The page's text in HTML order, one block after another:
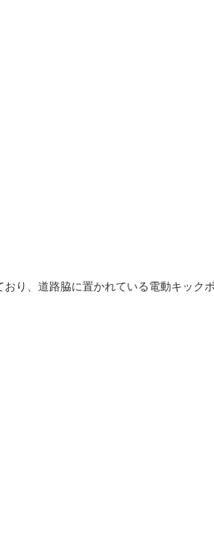
り、道路脇に置かれている電動キック